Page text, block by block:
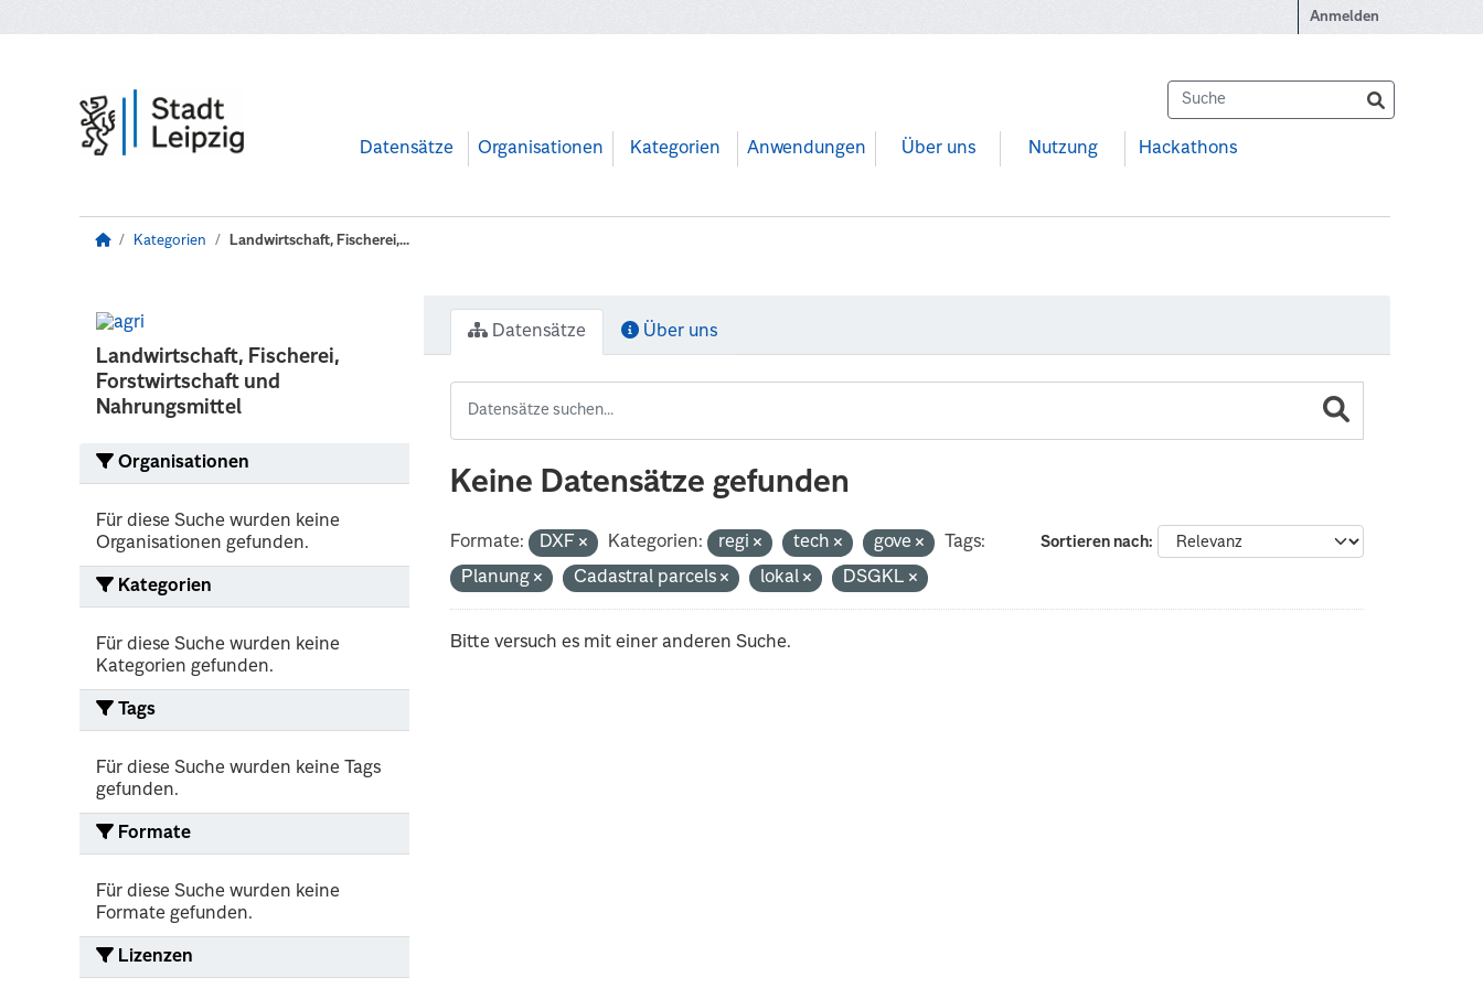
Anmelden
Datensätze Organisationen Kategorien Anwendungen Über uns Nutzung Hackathons
Kategorien Landwirtschaft, Fischerei,...
Landwirtschaft, Fischerei,
Forstwirtschaft und
Nahrungsmittel
Organisationen
Für diese Suche wurden keine
Organisationen gefunden.
Kategorien
Für diese Suche wurden keine
Kategorien gefunden.
Tags
Für diese Suche wurden keine Tags
gefunden.
Formate
Für diese Suche wurden keine
Formate gefunden.
Lizenzen
Datensätze Über uns
Keine Datensätze gefunden
Sortieren nach
Formate: DXF Kategorien: regi tech gove
Tags:
Planung
Cadastral parcels lokal DSGKL
Bitte versuch es mit einer anderen Suche.